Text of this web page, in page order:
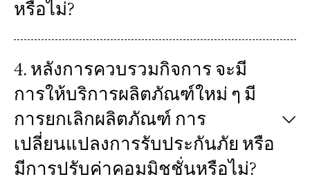
หรือไม่?
4. หลังการควบรวมกิจการ จะมี
การให้บริการผลิตภัณฑ์ใหม่ ๆ มี
การยกเลิกผลิตภัณฑ์ การ
เปลี่ยนแปลงการรับประกันภัย หรือ
มีการปรับค่าคอมมิชชั่นหรือไม่?